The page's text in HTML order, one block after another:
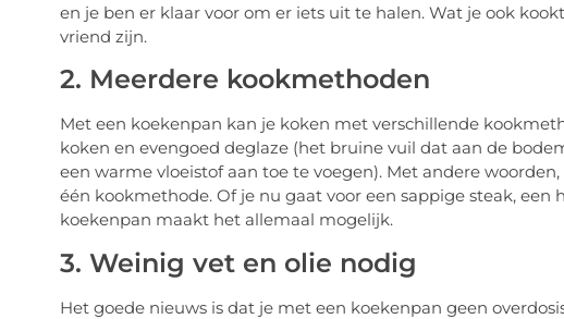
en je ben er klaar voor om er iets uit te halen. Wat je ook
vriend zijn.
2. Meerdere kookmethoden
Met een koekenpan kan je koken met verschillende
koken en evengoed deglaze (het bruine vuil dat aan de
een warme vloeistof aan toe te voegen). Met andere
één kookmethode. Of je nu gaat voor een sappige steak,
koekenpan maakt het allemaal mogelijk.
3. Weinig vet en olie nodig
Het goede nieuws is dat je met een koekenpan geen